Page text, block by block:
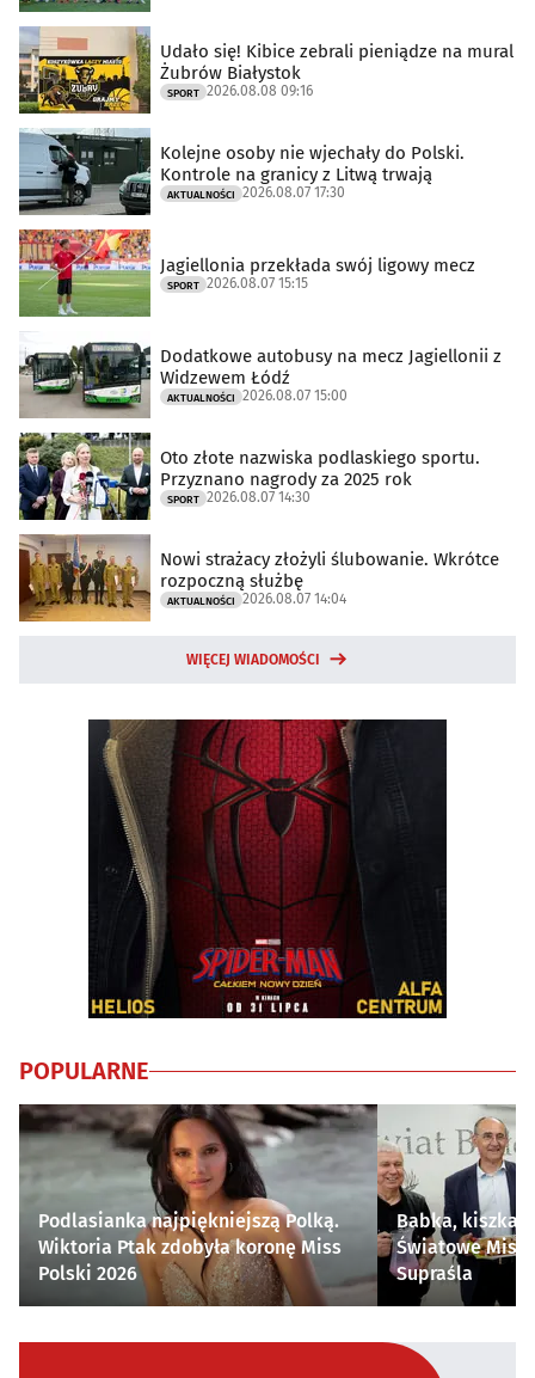
Udało się! Kibice zebrali pieniądze na mural
Żubrów Białystok
SPORT 2026.08.08 09:16
Kolejne osoby nie wjechały do Polski.
Kontrole na granicy z Litwą trwają
AKTUALNOŚCI 2026.08.07 17:30
Jagiellonia przekłada swój ligowy mecz
SPORT 2026.08.07 15:15
Dodatkowe autobusy na mecz Jagiellonii z
Widzewem Łódź
AKTUALNOŚCI 2026.08.07 15:00
Oto złote nazwiska podlaskiego sportu.
Przyznano nagrody za 2025 rok
SPORT 2026.08.07 14:30
Nowi strażacy złożyli ślubowanie. Wkrótce
rozpoczną służbę
AKTUALNOŚCI 2026.08.07 14:04
WIĘCEJ WIADOMOŚCI
POPULARNE
Podlasianka najpiękniejszą Polką.
Wiktoria Ptak zdobyła koronę Miss
Polski 2026
Babka, kiszka i
Światowe
Supraśla